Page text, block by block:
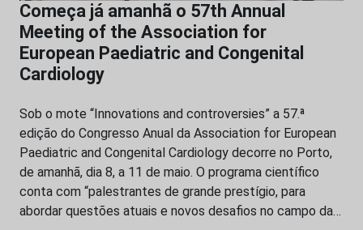
Começa já amanhã o 57th Annual
Meeting of the Association for
European Paediatric and Congenital
Cardiology
Sob o mote “Innovations and controversies” a 57.ª
edição do Congresso Anual da Association for European
Paediatric and Congenital Cardiology decorre no Porto,
de amanhã, dia 8, a 11 de maio. O programa científico
conta com “palestrantes de grande prestígio, para
abordar questões atuais e novos desafios no campo da…